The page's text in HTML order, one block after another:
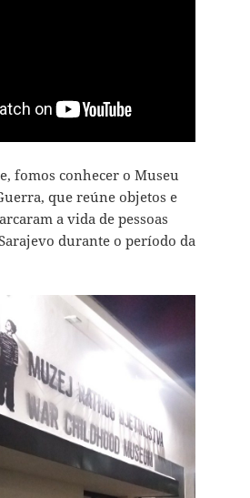
fomos conhecer o Museu
que reúne objetos e
a vida de pessoas
durante o período da